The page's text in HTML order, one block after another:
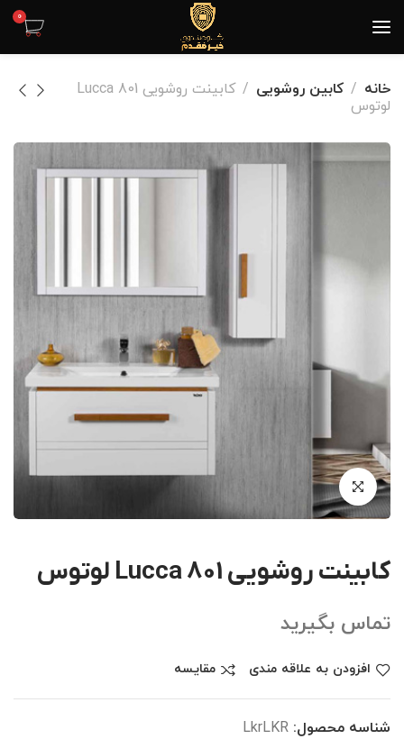
0
خانه کابین روشویی
کابینت روشویی Lucca 801
لوتوس
کابینت روشویی Lucca 801 لوتوس
تماس بگیرید
افزودن به علاقه مندی مقایسه
شناسه محصول: LkrLKR